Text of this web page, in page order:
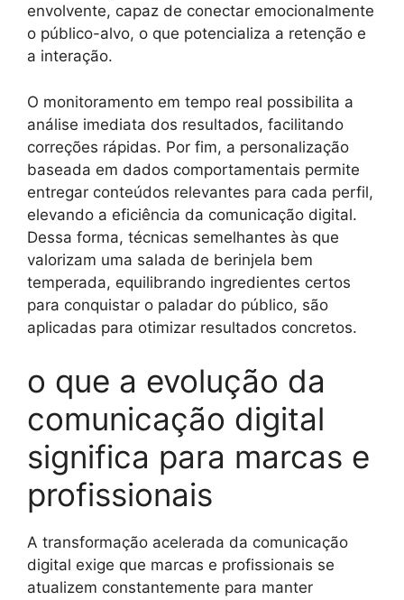
envolvente, capaz de conectar emocionalmente
o público-alvo, o que potencializa a retenção e
a interação.
O monitoramento em tempo real possibilita a
análise imediata dos resultados, facilitando
correções rápidas. Por fim, a personalização
baseada em dados comportamentais permite
entregar conteúdos relevantes para cada perfil,
elevando a eficiência da comunicação digital.
Dessa forma, técnicas semelhantes às que
valorizam uma salada de berinjela bem
temperada, equilibrando ingredientes certos
para conquistar o paladar do público, são
aplicadas para otimizar resultados concretos.
o que a evolução da
comunicação digital
significa para marcas e
profissionais
A transformação acelerada da comunicação
digital exige que marcas e profissionais se
atualizem constantemente para manter